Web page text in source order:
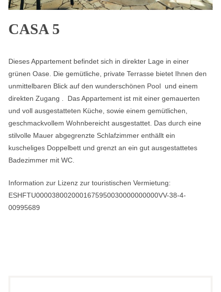
CASA 5
Dieses Appartement befindet sich in direkter Lage in einer
grünen Oase. Die gemütliche, private Terrasse bietet Ihnen den
unmittelbaren Blick auf den wunderschönen Pool und einem
direkten Zugang . Das Appartement ist mit einer gemauerten
und voll ausgestatteten Küche, sowie einem gemütlichen,
geschmackvollem Wohnbereicht ausgestattet. Das durch eine
stilvolle Mauer abgegrenzte Schlafzimmer enthällt ein
kuscheliges Doppelbett und grenzt an ein gut ausgestattetes
Badezimmer mit WC.
Information zur Lizenz zur touristischen Vermietung:
ESHFTU0000380020001675950030000000000VV-38-4-
00995689